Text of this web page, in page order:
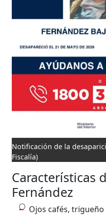
Notificación de la
Fiscalía)
Características
Fernández
Ojos cafés,